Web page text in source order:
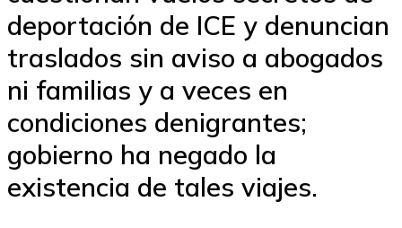
deportación de ICE y denuncian
traslados sin aviso a abogados
ni familias y a veces en
condiciones denigrantes;
gobierno ha negado la
existencia de tales viajes.